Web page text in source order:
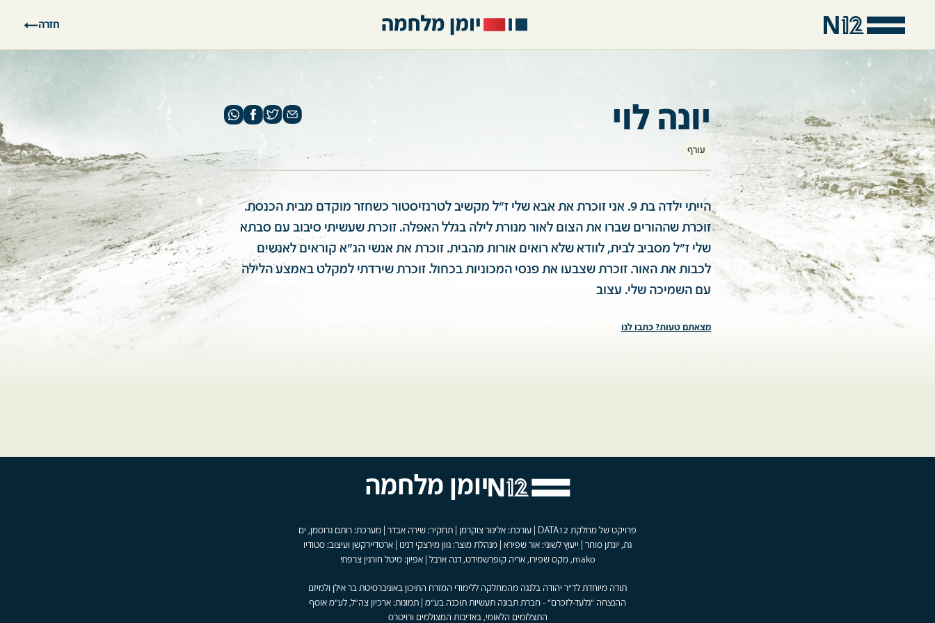
חזרה
יונה לוי
עורף
הייתי ילדה בת 9. אני זוכרת את אבא שלי ז"ל מקשיב לטרנזיסטור כשחזר מוקדם מבית הכנסת.
זוכרת שההורים שברו את הצום לאור מנורת לילה בגלל האפלה. זוכרת שעשיתי סיבוב עם סבתא
שלי ז"ל מסביב לבית, לוודא שלא רואים אורות מהבית. זוכרת את אנשי הג"א קוראים לאנשים
לכבות את האור. זוכרת שצבעו את פנסי המכוניות בכחול. זוכרת שירדתי למקלט באמצע הלילה
עם השמיכה שלי. עצוב
מצאתם טעות? כתבו לנו
יומן מלחמה
פרויקט של מחלקת DATA12 | עורכת: אלינור צוקרמן | תחקיר: שירה אבדר | מערכת: רותם גרוסמן, ים
גת, יונתן סוחר | ייעוץ לשוני: אור שפירא | מנהלת מוצר: גוון מירצקי דנינו | ארטדיירקשן ועיצוב: סטודיו
mako, מקס שפירו, אריה קופרשמידט, דנה ארבל | אפיון: מיטל חורגין צרפתי
תודה מיוחדת לד"ר יהודה בלנגה מהמחלקה ללימודי המזרח התיכון באוניברסיטת בר אילן ולמיזם
ההנצחה "גלעד-לזכרם" - חברת תבונה תעשיות תוכנה בע"מ | תמונות: ארכיון צה"ל, לע"מ אוסף
התצלומים הלאומי, באדיבות המצולמים ורויטרס